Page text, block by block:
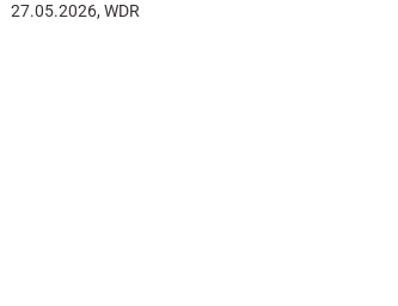
27.05.2026, WDR